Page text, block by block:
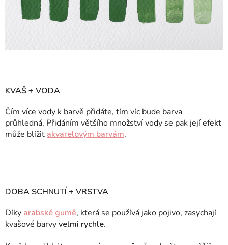
KVAŠ + VODA
Čím více vody k barvě přidáte, tím víc bude barva
průhledná. Přidáním většího množství vody se pak její efekt
může blížit akvarelovým barvám.
DOBA SCHNUTÍ + VRSTVA
Díky arabské gumě, která se používá jako pojivo, zasychají
kvašové barvyvelmi rychle.